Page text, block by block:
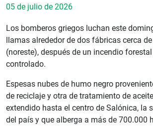
05 de julio de 2026
Los bomberos griegos luchan este
llamas alrededor de dos fábricas cerca
(noreste), después de un incendio
controlado.
Espesas nubes de humo negro
de reciclaje y otra de tratamiento de
extendido hasta el centro de Salónica, la
del país y que alberga a más de 700.000